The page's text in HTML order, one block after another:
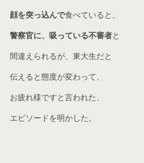
顔を突っ込んで食べていると、
警察官に、吸っている不審者と
間違えられるが、東大生だと
伝えると態度が変わって、
お疲れ様ですと言われた、
エピソードを明かした。